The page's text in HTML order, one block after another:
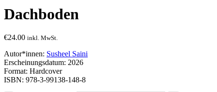
Dachboden
€24.00 inkl. MwSt.
Autor*innen: Susheel Saini
Erscheinungsdatum: 2026
Format: Hardcover
ISBN: 978-3-99138-148-8